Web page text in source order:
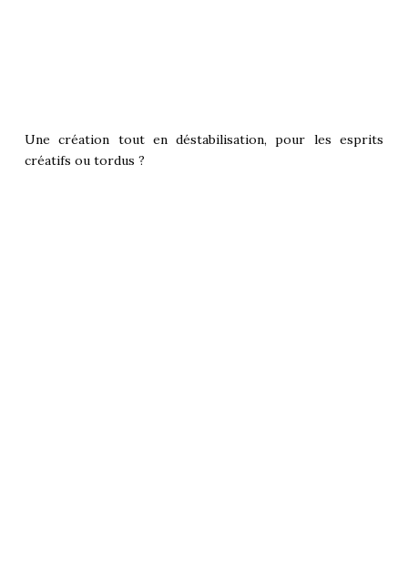
Une création tout en déstabilisation, pour les esprits
créatifs ou tordus ?